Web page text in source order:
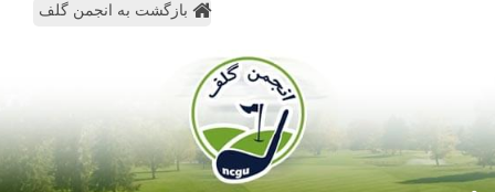
بازگشت به انجمن گلف